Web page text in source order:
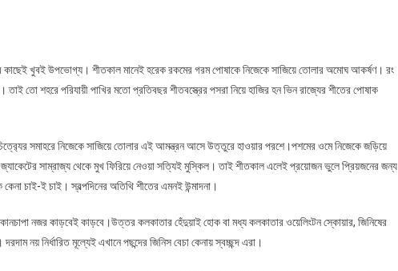
খুবই উপভোগ্য। শীতকাল মানেই হরেক রকমের গরম পোষাকে নিজেকে সাজিয়ে তোলার অমোঘ আকর্ষণ। রং
তো শহরে পরিযায়ী পাখির মতো প্রতিবছর শীতবস্ত্রের পসরা নিয়ে হাজির হন ভিন রাজ্যের শীতের পোষাক
সমাহরে নিজেকে সাজিয়ে তোলার এই আমন্ত্রন আসে উত্তুরে হাওয়ার পরশে।পশমের ওমে নিজেকে জড়িয়ে
সাম্রাজ্য থেকে মুখ ফিরিয়ে নেওয়া সত্যিই মুস্কিল। তাই শীতকাল এলেই প্রয়োজন ভুলে প্রিয়জনের জন্য
চাই-ই চাই। স্বল্পদিনের অতিথি শীতের এমনই উন্মাদনা।
নজর কাড়বেই কাড়বে।উত্তর কলকাতার হেঁদুয়াই হোক বা মধ্য কলকাতার ওয়েলিংটন স্কোয়ার, জিনিষের
নয় নির্ধারিত মূল্যেই এখানে পছন্দের জিনিস বেচা কেনায় স্বচ্ছন্দ এরা।